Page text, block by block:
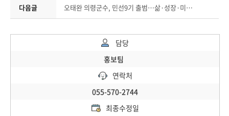
다음글 오태완 의령군수, 민선9기 출범…삶·성장·미래 3대 완성전략 제시
담당
홍보팀
연락처
055-570-2744
최종수정일